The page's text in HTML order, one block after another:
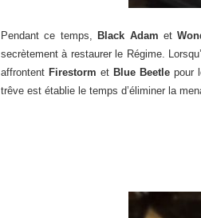
Pendant ce temps, Black Adam et
secrètement à restaurer le Régime.
affrontent Firestorm et Blue Beetlepour
trêve est établie le temps d’éliminer la